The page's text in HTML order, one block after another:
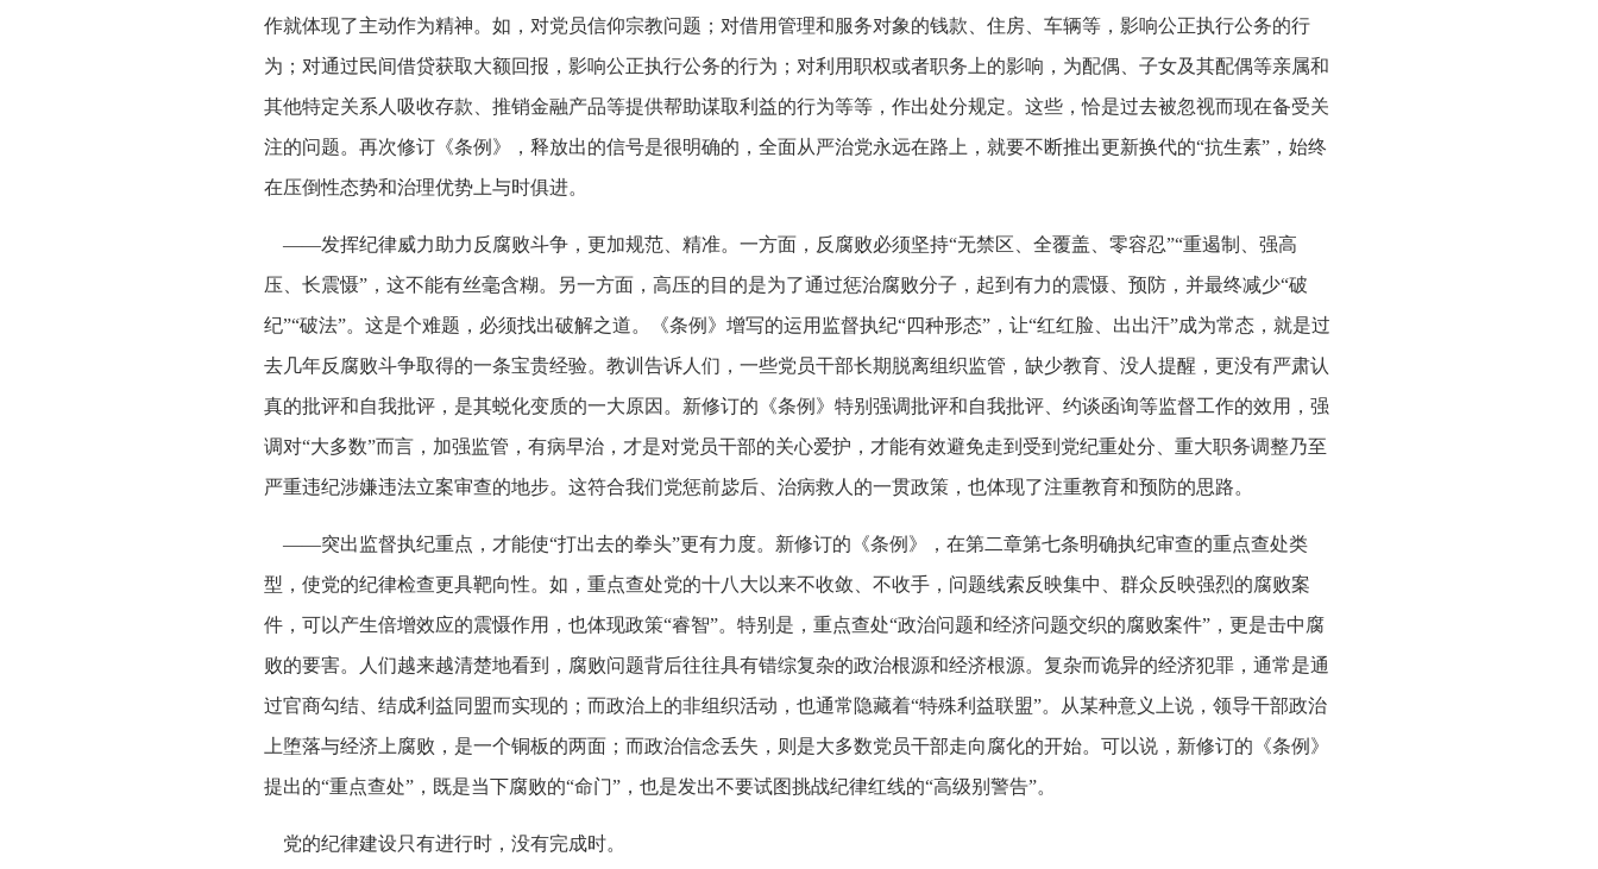
作就体现了主动作为精神。如，对党员信仰宗教问题；对借用管理和服务对象的钱款、住房、车辆等，影响公正执行公务的行
为；对通过民间借贷获取大额回报，影响公正执行公务的行为；对利用职权或者职务上的影响，为配偶、子女及其配偶等亲属和
其他特定关系人吸收存款、推销金融产品等提供帮助谋取利益的行为等等，作出处分规定。这些，恰是过去被忽视而现在备受关
注的问题。再次修订《条例》，释放出的信号是很明确的，全面从严治党永远在路上，就要不断推出更新换代的“抗生素”，始终
在压倒性态势和治理优势上与时俱进。
——发挥纪律威力助力反腐败斗争，更加规范、精准。一方面，反腐败必须坚持“无禁区、全覆盖、零容忍”“重遏制、强高
压、长震慑”，这不能有丝毫含糊。另一方面，高压的目的是为了通过惩治腐败分子，起到有力的震慑、预防，并最终减少“破
纪”“破法”。这是个难题，必须找出破解之道。《条例》增写的运用监督执纪“四种形态”，让“红红脸、出出汗”成为常态，就是过
去几年反腐败斗争取得的一条宝贵经验。教训告诉人们，一些党员干部长期脱离组织监管，缺少教育、没人提醒，更没有严肃认
真的批评和自我批评，是其蜕化变质的一大原因。新修订的《条例》特别强调批评和自我批评、约谈函询等监督工作的效用，强
调对“大多数”而言，加强监管，有病早治，才是对党员干部的关心爱护，才能有效避免走到受到党纪重处分、重大职务调整乃至
严重违纪涉嫌违法立案审查的地步。这符合我们党惩前毖后、治病救人的一贯政策，也体现了注重教育和预防的思路。
——突出监督执纪重点，才能使“打出去的拳头”更有力度。新修订的《条例》，在第二章第七条明确执纪审查的重点查处类
型，使党的纪律检查更具靶向性。如，重点查处党的十八大以来不收敛、不收手，问题线索反映集中、群众反映强烈的腐败案
件，可以产生倍增效应的震慑作用，也体现政策“睿智”。特别是，重点查处“政治问题和经济问题交织的腐败案件”，更是击中腐
败的要害。人们越来越清楚地看到，腐败问题背后往往具有错综复杂的政治根源和经济根源。复杂而诡异的经济犯罪，通常是通
过官商勾结、结成利益同盟而实现的；而政治上的非组织活动，也通常隐藏着“特殊利益联盟”。从某种意义上说，领导干部政治
上堕落与经济上腐败，是一个铜板的两面；而政治信念丢失，则是大多数党员干部走向腐化的开始。可以说，新修订的《条例》
提出的“重点查处”，既是当下腐败的“命门”，也是发出不要试图挑战纪律红线的“高级别警告”。
党的纪律建设只有进行时，没有完成时。